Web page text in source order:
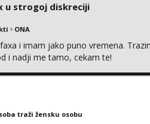
u strogoj diskreciji
ONA
i imam jako puno vremena.
i nadji me tamo, cekam te!
traži žensku osobu